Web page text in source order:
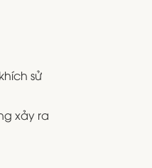
sử
xảy ra